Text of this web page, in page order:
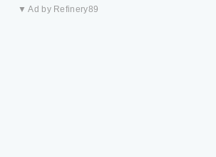
▼ Ad by Refinery89